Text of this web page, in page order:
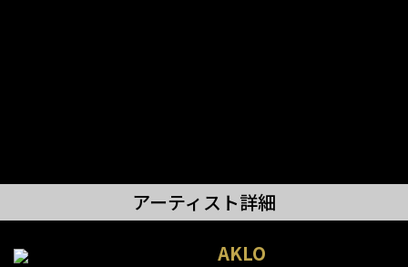
アーティスト詳細
AKLO